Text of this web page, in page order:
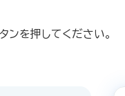
ンを押してください。